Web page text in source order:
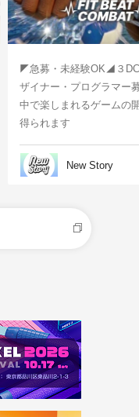
◤急募・未経験OK◢３
ザイナー・プログラマー
中で楽しまれるゲームの
得られます
New Story